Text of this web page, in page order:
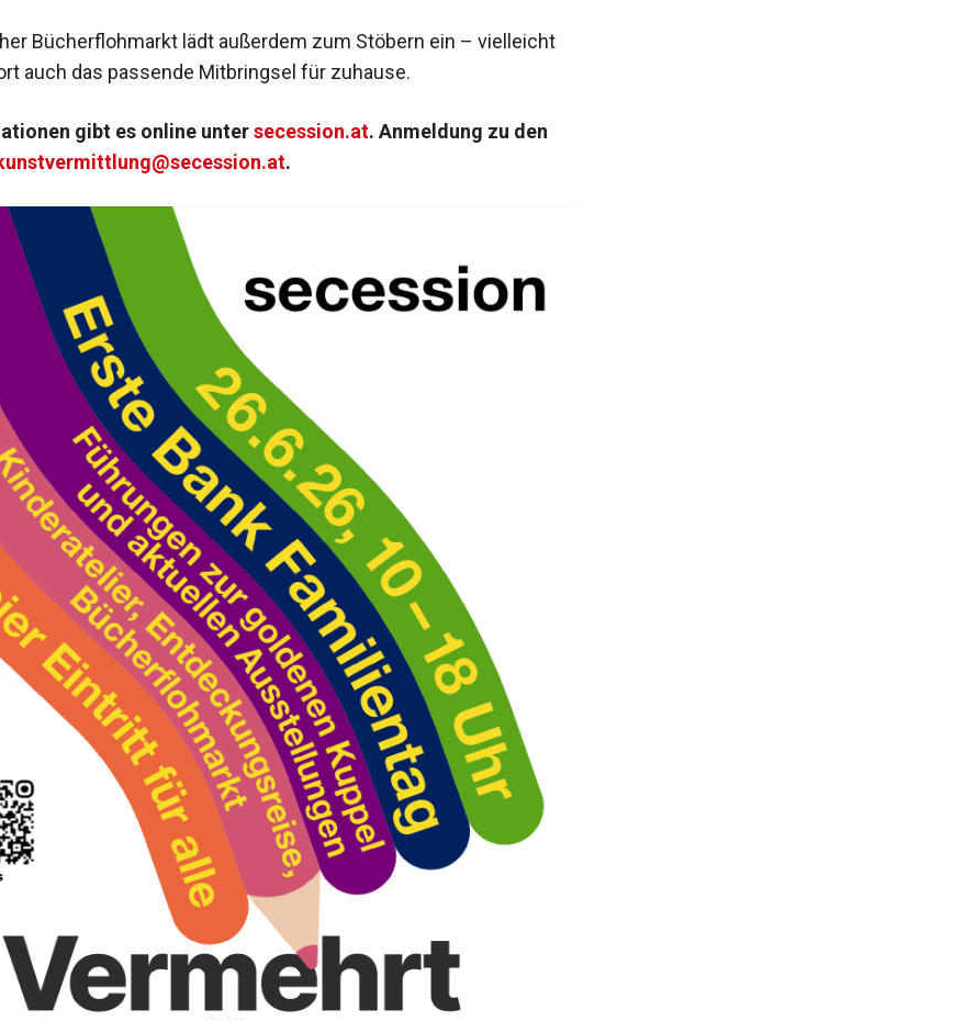
Bücherflohmarkt lädt außerdem zum Stöbern ein – vielleicht
auch das passende Mitbringsel für zuhause.
gibt es online untersecession.at. Anmeldung zu den
.